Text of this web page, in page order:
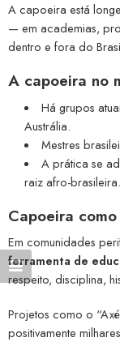
A capoeira está
— em academias,
dentro e fora do
A capoeira no
Há grupos
Austrália.
Mestres
A prática se
raiz afro-brasileira.
Capoeira
Em comunidades
ferramenta de
respeito, disciplina,
Projetos como o
positivamente